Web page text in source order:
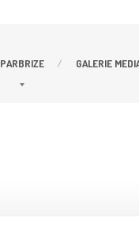
PARBRIZE GALERIE